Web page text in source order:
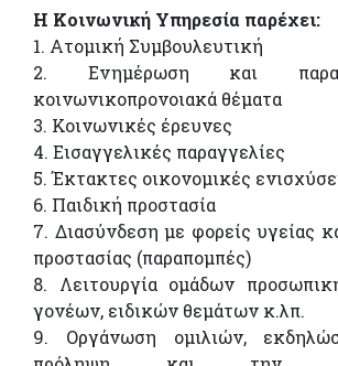
Η Κοινωνική Υπηρεσία παρέχει:
1. Ατομική Συμβουλευτική
2. Ενημέρωση και
κοινωνικοπρονοιακά θέματα
3. Κοινωνικές έρευνες
4. Εισαγγελικές παραγγελίες
5. Έκτακτες οικονομικές
6. Παιδική προστασία
7. Διασύνδεση με φορείς υγείας
προστασίας (παραπομπές)
8. Λειτουργία ομάδων
γονέων, ειδικών θεμάτων κ.λπ.
9. Οργάνωση ομιλιών,